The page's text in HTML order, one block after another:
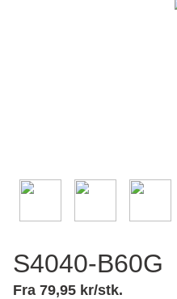
S4040-B60G
Fra 79,95 kr/stk.